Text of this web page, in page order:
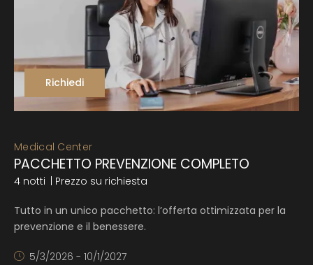
Richiedi
Medical Center
PACCHETTO PREVENZIONE COMPLETO
4 notti | Prezzo su richiesta
Tutto in un unico pacchetto: l’offerta ottimizzata per la
prevenzione e il benessere.
5/3/2026 - 10/1/2027